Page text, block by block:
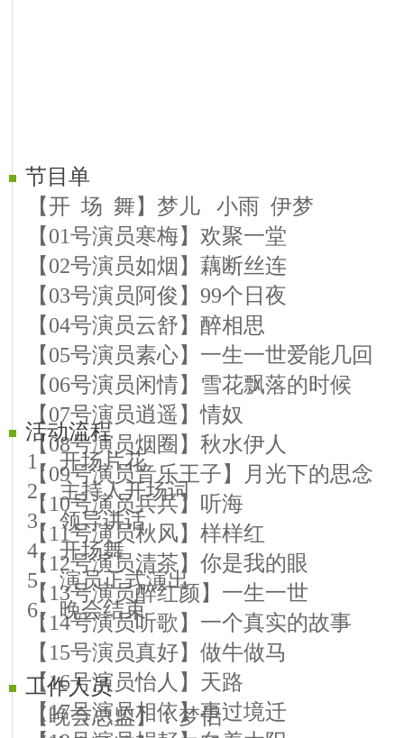
节目单
【开 场 舞】梦儿 小雨 伊梦
【01号演员寒梅】欢聚一堂
【02号演员如烟】藕断丝连
【03号演员阿俊】99个日夜
【04号演员云舒】醉相思
【05号演员素心】一生一世爱能几回
【06号演员闲情】雪花飘落的时候
【07号演员逍遥】情奴
【08号演员烟圈】秋水伊人
【09号演员音乐王子】月光下的思念
【10号演员兵兵】听海
【11号演员秋风】样样红
【12号演员清茶】你是我的眼
【13号演员醉红颜】一生一世
【14号演员听歌】一个真实的故事
【15号演员真好】做牛做马
【16号演员怡人】天路
【17号演员相依】事过境迁
活动流程
1、开场片花
2、主持人开场词
3、领导讲话
4、开场舞
5、演员正式演出
6、晚会结束
工作人员
【晚会总监】：梦侣